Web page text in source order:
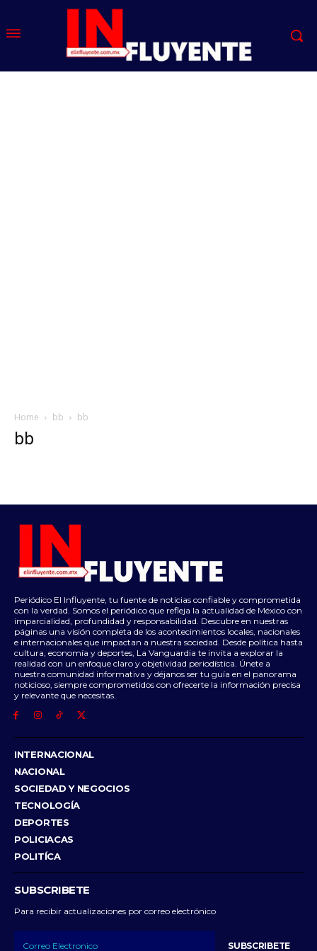
Home bb bb
bb
Periódico El Influyente, tu fuente de noticias confiable y comprometida
con la verdad. Somos el periódico que refleja la actualidad de México con
imparcialidad, profundidad y responsabilidad. Descubre en nuestras
páginas una visión completa de los acontecimientos locales, nacionales
e internacionales que impactan a nuestra sociedad. Desde política hasta
cultura, economía y deportes, La Vanguardia te invita a explorar la
realidad con un enfoque claro y objetividad periodística. Únete a
nuestra comunidad informativa y déjanos ser tu guía en el panorama
noticioso, siempre comprometidos con ofrecerte la información precisa
y relevante que necesitas.
INTERNACIONAL
NACIONAL
SOCIEDAD Y NEGOCIOS
TECNOLOGÍA
DEPORTES
POLICIACAS
POLITÍCA
SUBSCRIBETE
Para recibir actualizaciones por correo electrónico
SUBSCRIBETE